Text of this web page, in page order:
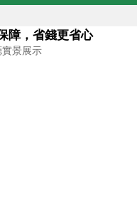
障，省錢更省心
景展示